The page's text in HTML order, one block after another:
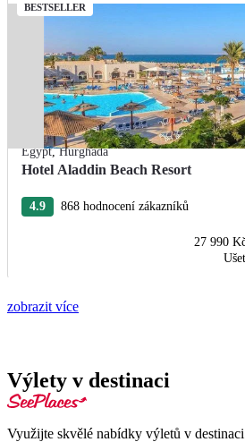
BESTSELLER
Egypt,Hurghada
Hotel Aladdin Beach Resort
4.9 868 hodnocení zákazníků
27 990
zobrazit více
Výlety v destinaci
Využijte skvělé nabídky výletů v